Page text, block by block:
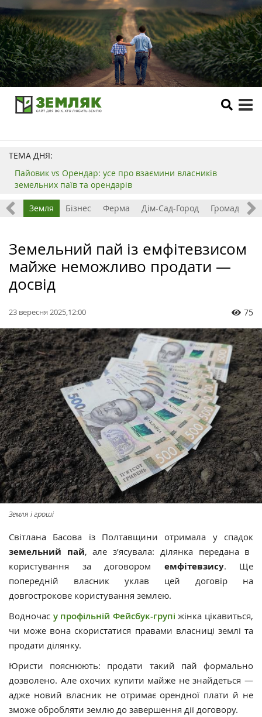
ТЕМА ДНЯ:
Пайовик vs Орендар: усе про взаємини власників
земельних паїв та орендарів
Все Земля Бізнес Ферма Дім-Сад-Город Громада
Земельний пай із емфітевзисом
майже неможливо продати —
досвід
23 вересня 2025,12:00 75
Земля і гроші
Світлана Басова із Полтавщини отримала у спадок
земельний пай, але з’ясувала: ділянка передана в
користування за договором емфітевзису. Ще
попередній власник уклав цей договір на
довгострокове користування землею.
Водночас у профільній Фейсбук-групі жінка цікавиться,
чи може вона скористатися правами власниці землі та
продати ділянку.
Юристи пояснюють: продати такий пай формально
дозволено. Але охочих купити майже не знайдеться —
адже новий власник не отримає орендної плати й не
зможе обробляти землю до завершення дії договору.